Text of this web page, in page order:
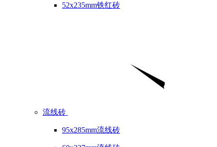
52x235mm铁红砖
流线砖
95x285mm流线砖